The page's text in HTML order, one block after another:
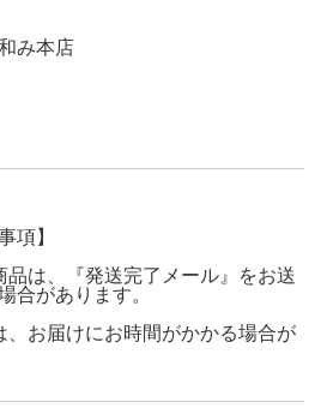
み本店
項】
品は、『発送完了メール』をお送
合があります。
、お届けにお時間がかかる場合が